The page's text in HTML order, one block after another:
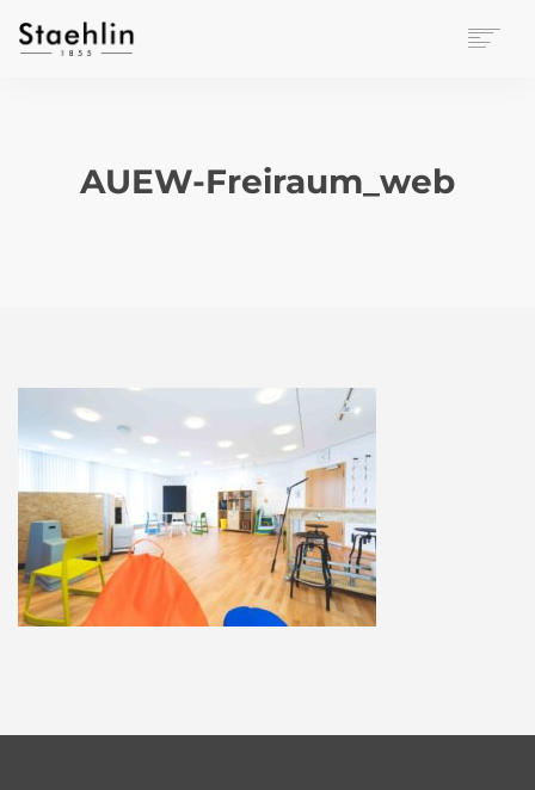
LEASINGAUEW-Freiraum_web